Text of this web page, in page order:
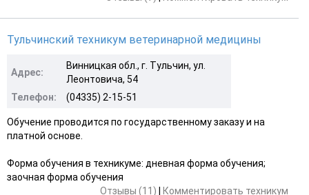
Тульчинский техникум ветеринарной медицины
Адрес:
Винницкая обл., г. Тульчин, ул.
Леонтовича, 54
Телефон:
(04335) 2-15-51
Обучение проводится по государственному заказу и на
платной основе.
Форма обучения в техникуме: дневная форма обучения;
заочная форма обучения
Отзывы (11)
Комментировать техникум